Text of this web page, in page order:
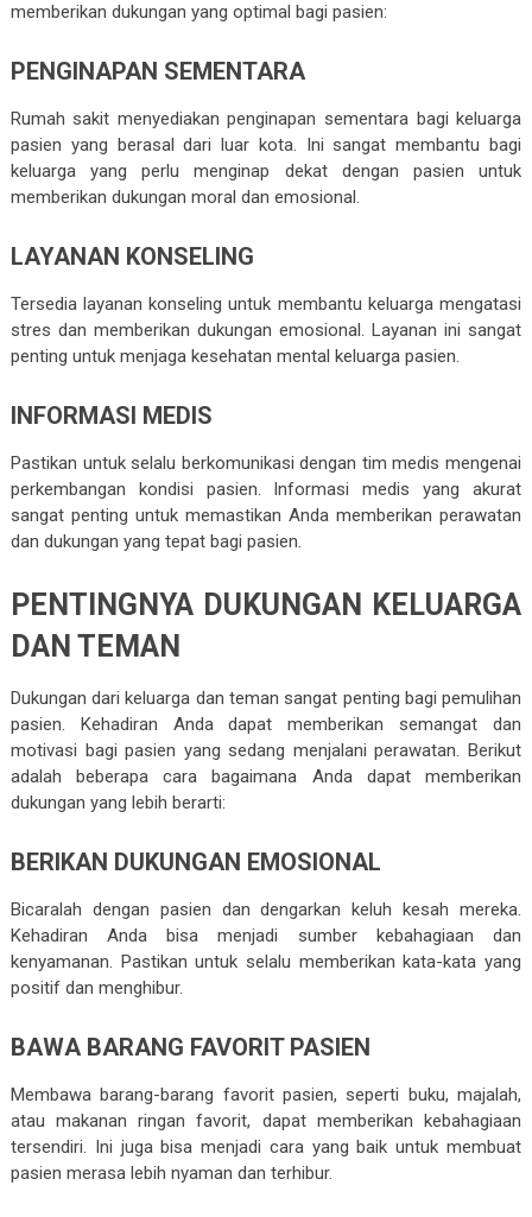
memberikan dukungan yang optimal bagi pasien:
PENGINAPAN SEMENTARA
Rumah sakit menyediakan penginapan sementara bagi keluarga
pasien yang berasal dari luar kota. Ini sangat membantu bagi
keluarga yang perlu menginap dekat dengan pasien untuk
memberikan dukungan moral dan emosional.
LAYANAN KONSELING
Tersedia layanan konseling untuk membantu keluarga mengatasi
stres dan memberikan dukungan emosional. Layanan ini sangat
penting untuk menjaga kesehatan mental keluarga pasien.
INFORMASI MEDIS
Pastikan untuk selalu berkomunikasi dengan tim medis mengenai
perkembangan kondisi pasien. Informasi medis yang akurat
sangat penting untuk memastikan Anda memberikan perawatan
dan dukungan yang tepat bagi pasien.
PENTINGNYA DUKUNGAN KELUARGA
DAN TEMAN
Dukungan dari keluarga dan teman sangat penting bagi pemulihan
pasien. Kehadiran Anda dapat memberikan semangat dan
motivasi bagi pasien yang sedang menjalani perawatan. Berikut
adalah beberapa cara bagaimana Anda dapat memberikan
dukungan yang lebih berarti:
BERIKAN DUKUNGAN EMOSIONAL
Bicaralah dengan pasien dan dengarkan keluh kesah mereka.
Kehadiran Anda bisa menjadi sumber kebahagiaan dan
kenyamanan. Pastikan untuk selalu memberikan kata-kata yang
positif dan menghibur.
BAWA BARANG FAVORIT PASIEN
Membawa barang-barang favorit pasien, seperti buku, majalah,
atau makanan ringan favorit, dapat memberikan kebahagiaan
tersendiri. Ini juga bisa menjadi cara yang baik untuk membuat
pasien merasa lebih nyaman dan terhibur.